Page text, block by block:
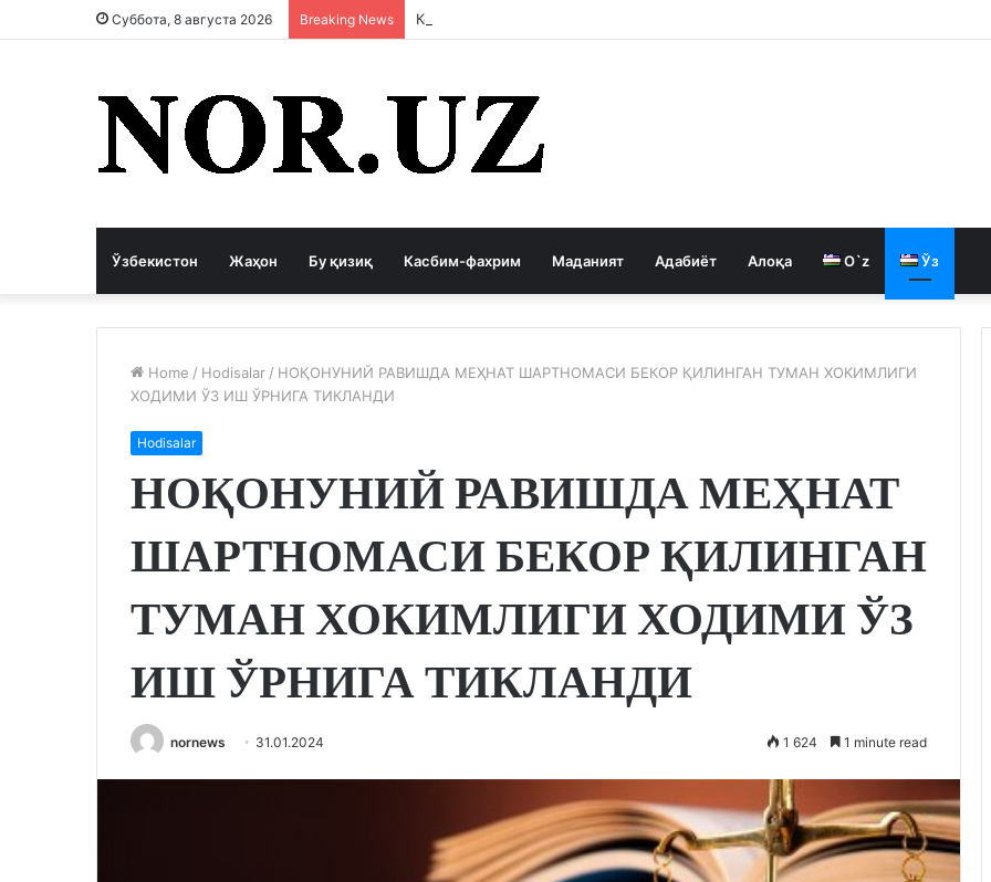
Суббота, 8 августа 2026 Breaking News Коррупция давлатни кемиради
Ўзбекистон Жаҳон Бу қизиқ Касбим-фахрим Маданият Адабиёт Алоқа O`z Ўз
Home / Hodisalar / НОҚОНУНИЙ РАВИШДА МЕҲНАТ ШАРТНОМАСИ БЕКОР ҚИЛИНГАН ТУМАН ХОКИМЛИГИ
ХОДИМИ ЎЗ ИШ ЎРНИГА ТИКЛАНДИ
Hodisalar
НОҚОНУНИЙ РАВИШДА МЕҲНАТ
ШАРТНОМАСИ БЕКОР ҚИЛИНГАН
ТУМАН ХОКИМЛИГИ ХОДИМИ ЎЗ
ИШ ЎРНИГА ТИКЛАНДИ
nornews 31.01.2024 1 624 1 minute read